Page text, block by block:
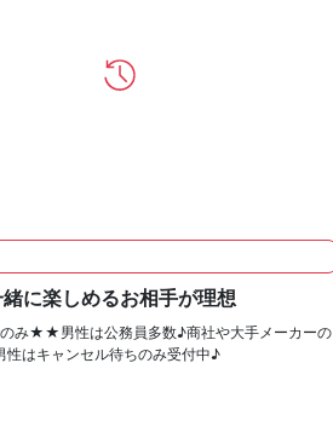
に楽しめるお相手が理想
み★★男性は公務員多数♪商社や大手メーカーの
はキャンセル待ちのみ受付中♪